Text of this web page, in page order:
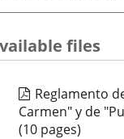
files
Reglamento
Carmen" y de
(10 pages)